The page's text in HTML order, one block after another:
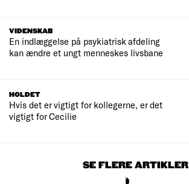
VIDENSKAB
En indlæggelse på psykiatrisk afdeling
kan ændre et ungt menneskes livsbane
HOLDET
Hvis det er vigtigt for kollegerne, er det
vigtigt for Cecilie
SE FLERE ARTIKLER